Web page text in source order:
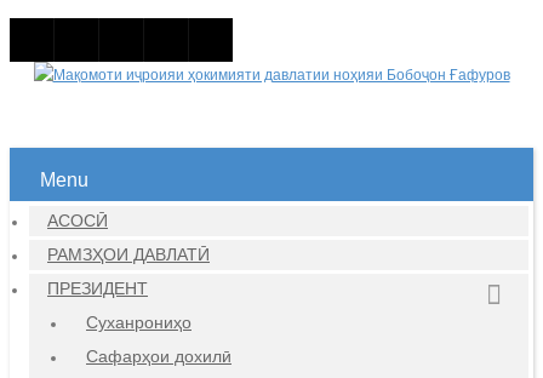
Menu
АСОСӢ
РАМЗҲОИ ДАВЛАТӢ
ПРЕЗИДЕНТ
Суханрониҳо
Сафарҳои дохилӣ